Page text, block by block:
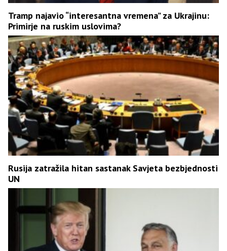
Tramp najavio “interesantna vremena” za Ukrajinu:
Primirje na ruskim uslovima?
Rusija zatražila hitan sastanak Savjeta bezbjednosti
UN